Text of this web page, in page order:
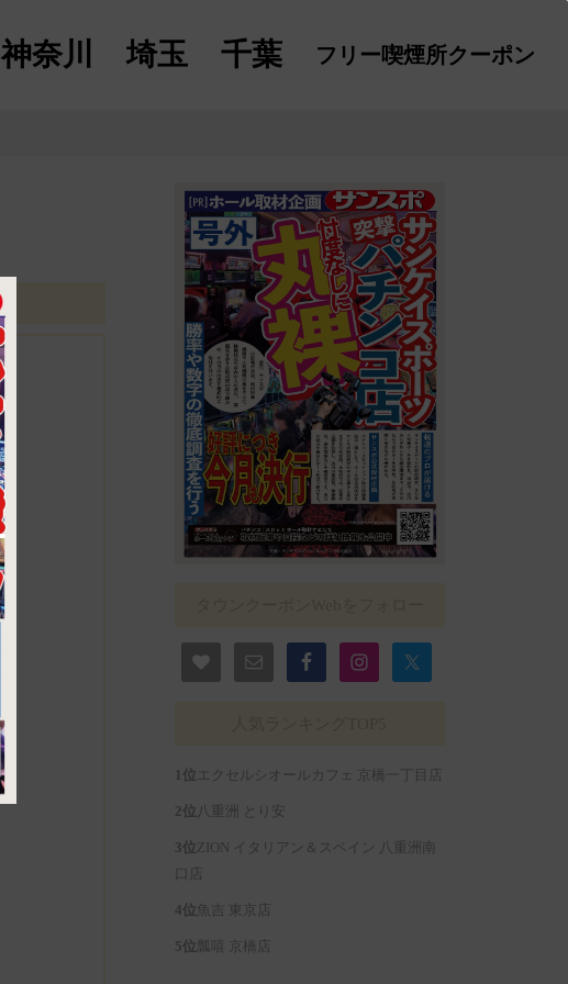
神奈川 埼玉 千葉 フリー喫煙所クーポン
エクセルシオールカフェ 京橋一丁目店
八重洲 とり安
ZION イタリアン＆スペイン 八重洲南
口店
魚吉 東京店
瓢嘻 京橋店